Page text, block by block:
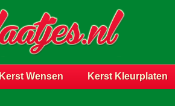
Kerst Wensen Kerst Kleurplaten